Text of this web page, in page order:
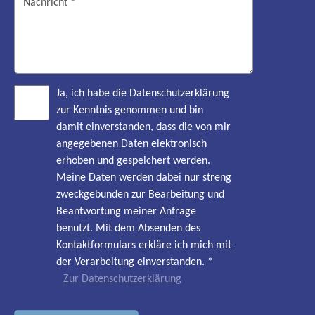
Ja, ich habe die Datenschutzerklärung
zur Kenntnis genommen und bin
damit einverstanden, dass die von mir
angegebenen Daten elektronisch
erhoben und gespeichert werden.
Meine Daten werden dabei nur streng
zweckgebunden zur Bearbeitung und
Beantwortung meiner Anfrage
benutzt. Mit dem Absenden des
Kontaktformulars erkläre ich mich mit
der Verarbeitung einverstanden. *
Zur Datenschutzerklärung